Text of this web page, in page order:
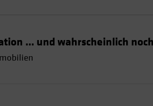
... und wahrscheinlich